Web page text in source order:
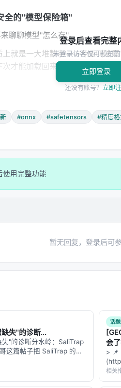
的"模型保险箱"
聊聊模型"怎么存"。
上就是一大堆数字——专业叫法
才能加载回来用。 Safetensors
但实际上是一个巨大的安全风
突然开始执行代码——可能是无
列化漏洞"。由于这种格式的灵
有另一个优势：
逐块解析、验证、转换。而
型、在文件的哪个位置、占多少
"零拷贝"（Zero-Copy）加载，
？
登录后查看完整
未登录访客仅可预览
立即登录
还没有账号？ 立即
#onnx #safetensors #精度
使用完整功能
暂无回复，登录后可
失"的诊断...
"的诊断分水岭：SaliTrap
这篇帖子把 SaliTrap 的核
知道"车不能走"，而是在
话题
会
着
> 📌
本
相关